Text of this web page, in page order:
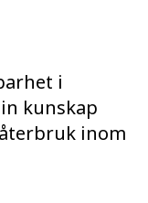
i
kunskap
inom